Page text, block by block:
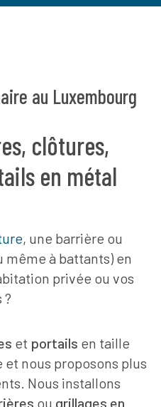
au Luxembourg
clôtures,
en métal
, une barrière ou
même à battants) en
privée ou vos
?
et portails en taille
nous proposons plus
Nous installons
ou grillages en